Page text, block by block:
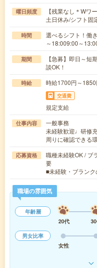
曜日頻度
【残業なし＊Wワ
土日休み/シフト固
時間
選べるシフト！働
～18:009:00～
期間
【急募】即日～短
談OK！
時給 時給1700円～
交通費
規定支給
仕事内容
一般事務
未経験歓迎♩研修
周りに確認できる
応募資格
職種未経験OK / ブ
要
■未経験・ブラン
職場の雰囲気
年齢層
20代
男女比率
女性